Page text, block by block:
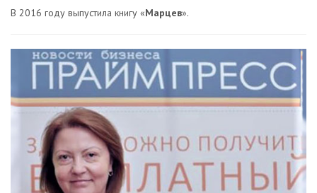
В 2016 году выпустила книгу «Марцев».